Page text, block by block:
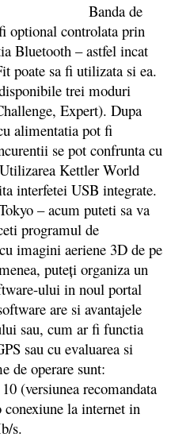
Banda de
optional controlata prin
Bluetooth – astfel incat
poate sa fi utilizata si ea.
trei moduri
Expert). Dupa
alimentatia pot fi
se pot confrunta cu
Kettler World
interfetei USB integrate.
– acum puteti sa va
programul de
imagini aeriene 3D de pe
puteți organiza un
ului in noul portal
are si avantajele
sau, cum ar fi functia
sau cu evaluarea si
de operare sunt:
(versiunea recomandata
la internet in
s.